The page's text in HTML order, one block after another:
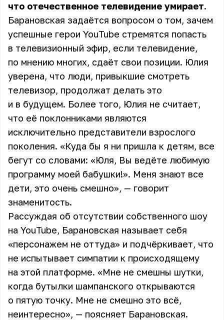
что отечественное телевидение умирает.
Барановская задаётся вопросом о том, зачем
успешные герои YouTube стремятся попасть
в телевизионный эфир, если телевидение,
по мнению многих, сдаёт свои позиции. Юлия
уверена, что люди, привыкшие смотреть
телевизор, продолжат делать это
и в будущем. Более того, Юлия не считает,
что её поклонниками являются
исключительно представители взрослого
поколения. «Куда бы я ни пришла к детям, все
бегут со словами: «Юля, Вы ведёте любимую
программу моей бабушки!». Меня знают все
дети, это очень смешно», — говорит
знаменитость.
Рассуждая об отсутствии собственного шоу
на YouTube, Барановская называет себя
«персонажем не оттуда» и подчёркивает, что
не испытывает симпатии к происходящему
на этой платформе. «Мне не смешны шутки,
когда бутылки шампанского открываются
о пятую точку. Мне не смешно это всё,
неинтересно», — поясняет Барановская.